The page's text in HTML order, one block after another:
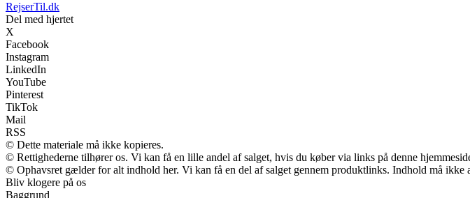
RejserTil.dk
Del med hjertet
X
Facebook
Instagram
LinkedIn
YouTube
Pinterest
TikTok
Mail
RSS
© Dette materiale må ikke kopieres.
© Rettighederne tilhører os. Vi kan få en lille andel af salget, hvis du køber via links på denne
© Ophavsret gælder for alt indhold her. Vi kan få en del af salget gennem produktlinks. Indhold må ikke
Bliv klogere på os
Baggrund